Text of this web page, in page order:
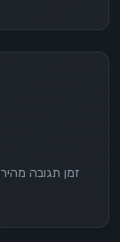
זמן תגובה